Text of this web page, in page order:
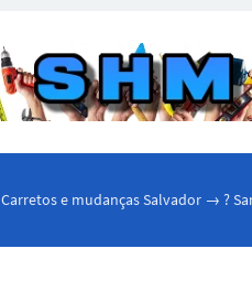
Carretos e mudanças Salvador → ?